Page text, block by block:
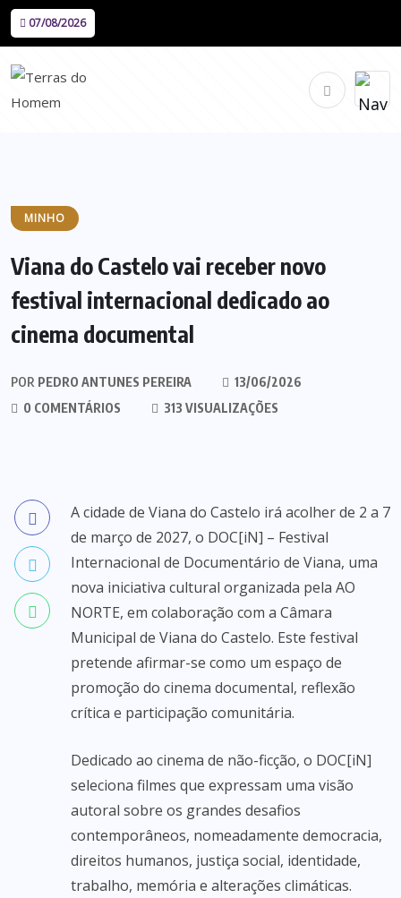
07/08/2026
MINHO
Viana do Castelo vai receber novo
festival internacional dedicado ao
cinema documental
POR PEDRO ANTUNES PEREIRA
13/06/2026
0 COMENTÁRIOS
313 VISUALIZAÇÕES
A cidade de Viana do Castelo irá acolher de 2 a 7
de março de 2027, o DOC[iN] – Festival
Internacional de Documentário de Viana, uma
nova iniciativa cultural organizada pela AO
NORTE, em colaboração com a Câmara
Municipal de Viana do Castelo. Este festival
pretende afirmar-se como um espaço de
promoção do cinema documental, reflexão
crítica e participação comunitária.
Dedicado ao cinema de não-ficção, o DOC[iN]
seleciona filmes que expressam uma visão
autoral sobre os grandes desafios
contemporâneos, nomeadamente democracia,
direitos humanos, justiça social, identidade,
trabalho, memória e alterações climáticas.